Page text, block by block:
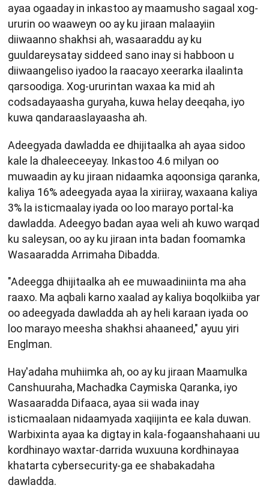
ayaa ogaaday in inkastoo ay maamusho sagaal xog-
ururin oo waaweyn oo ay ku jiraan malaayiin
diiwaanno shakhsi ah, wasaaraddu ay ku
guuldareysatay siddeed sano inay si habboon u
diiwaangeliso iyadoo la raacayo xeerarka ilaalinta
qarsoodiga. Xog-ururintan waxaa ka mid ah
codsadayaasha guryaha, kuwa helay deeqaha, iyo
kuwa qandaraaslayaasha ah.
Adeegyada dawladda ee dhijitaalka ah ayaa sidoo
kale la dhaleeceeyay. Inkastoo 4.6 milyan oo
muwaadin ay ku jiraan nidaamka aqoonsiga qaranka,
kaliya 16% adeegyada ayaa la xiriiray, waxaana kaliya
3% la isticmaalay iyada oo loo marayo portal-ka
dawladda. Adeegyo badan ayaa weli ah kuwo warqad
ku saleysan, oo ay ku jiraan inta badan foomamka
Wasaaradda Arrimaha Dibadda.
"Adeegga dhijitaalka ah ee muwaadiniinta ma aha
raaxo. Ma aqbali karno xaalad ay kaliya boqolkiiba yar
oo adeegyada dawladda ah ay heli karaan iyada oo
loo marayo meesha shakhsi ahaaneed," ayuu yiri
Englman.
Hay'adaha muhiimka ah, oo ay ku jiraan Maamulka
Canshuuraha, Machadka Caymiska Qaranka, iyo
Wasaaradda Difaaca, ayaa sii wada inay
isticmaalaan nidaamyada xaqiijinta ee kala duwan.
Warbixinta ayaa ka digtay in kala-fogaanshahaani uu
kordhinayo waxtar-darrida wuxuuna kordhinayaa
khatarta cybersecurity-ga ee shabakadaha
dawladda.